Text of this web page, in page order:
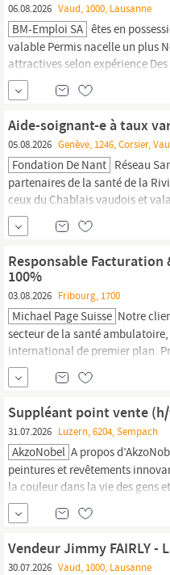
06.08.2026 Vaud, 1000, Lausanne
BM-Emploi SA êtes en
valable Permis nacelle un plus
attractives selon expérience
missions longue durée auprès
reconnaissez àtravers
ce
dossier de candidature complet.
Aide-soignant-e à taux
05.08.2026 Genève, 1246, Corsier,
Fondation De Nant Réseau
partenaires de la santé de la
ceux du Chablais vaudois et
par son histoire, la Fondation
dans ses développements
Responsable
100%
03.08.2026 Fribourg, 1700
Michael Page Suisse Notre
secteur de la santé
international de premier plan.
poursuit activement le
spécialisés et de prestations
organisation, c est évoluer
en pleine...
Suppléant point vente
31.07.2026 Luzern, 6204, Sempach
AkzoNobel A propos
peintures et revêtements
la couleur dans la vie des gens
pour eux. Notre portefeuille de
notamment Dulux,
Vendeur Jimmy FAIRLY -
30.07.2026 Vaud, 1000, Lausanne